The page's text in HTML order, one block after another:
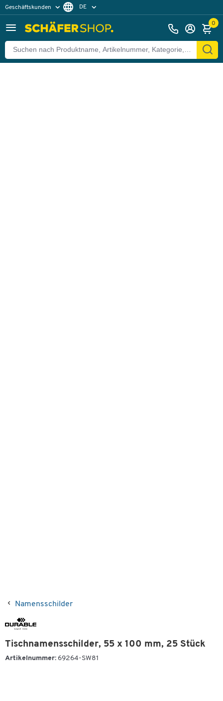
Geschäftskunden DE
0
Namensschilder
Tischnamensschilder, 55 x 100 mm, 25 Stück
Artikelnummer: 69264-SW81
Zurück